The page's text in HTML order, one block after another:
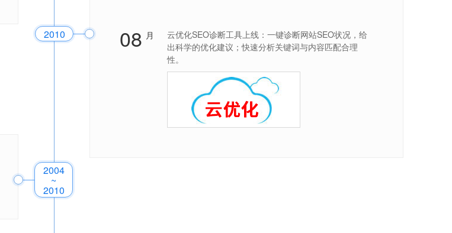
2010 08 月
云优化SEO诊断工具上线：一键诊断网站SEO状况，给
出科学的优化建议；快速分析关键词与内容匹配合理
性。
2004
~
2010